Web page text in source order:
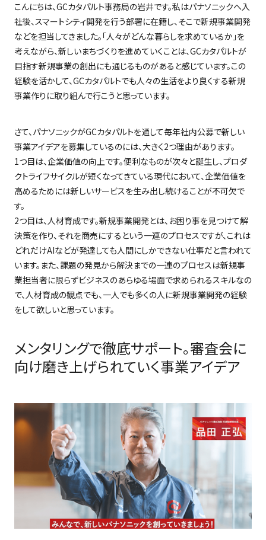
こんにちは、GCカタパルト事務局の岩井です。私はパナソニックへ入
社後、スマートシティ開発を行う部署に在籍し、そこで新規事業開発
などを担当してきました。「人々がどんな暮らしを求めているか」を
考えながら、新しいまちづくりを進めていくことは、GCカタパルトが
目指す新規事業の創出にも通じるものがあると感じています。この
経験を活かして、GCカタパルトでも人々の生活をより良くする新規
事業作りに取り組んで行こうと思っています。
さて、パナソニックがGCカタパルトを通して毎年社内公募で新しい
事業アイデアを募集しているのには、大きく2つ理由があります。
1つ目は、企業価値の向上です。便利なものが次々と誕生し、プロダ
クトライフサイクルが短くなってきている現代において、企業価値を
高めるためには新しいサービスを生み出し続けることが不可欠で
す。
2つ目は、人材育成です。新規事業開発とは、お困り事を見つけて解
決策を作り、それを商売にするという一連のプロセスですが、これは
どれだけAIなどが発達しても人間にしかできない仕事だと言われて
います。また、課題の発見から解決までの一連のプロセスは新規事
業担当者に限らずビジネスのあらゆる場面で求められるスキルなの
で、人材育成の観点でも、一人でも多くの人に新規事業開発の経験
をして欲しいと思っています。
メンタリングで徹底サポート。審査会に
向け磨き上げられていく事業アイデア